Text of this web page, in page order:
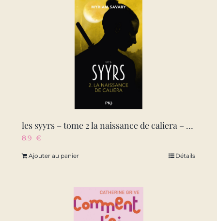
les syyrs – tome 2 la naissance de caliera – vol02
8.9 €
Ajouter au panier Détails